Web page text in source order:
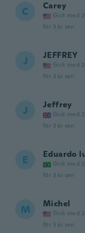
C Carey
Gick med
för 3 år sen
J JEFFREY
Gick med
för 3 år sen
J Jeffrey
Gick med
för 3 år sen
E Eduardo
Gick med
för 3 år sen
M Michel
Gick med
för 3 år sen